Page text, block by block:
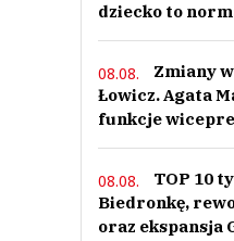
dziecko to
08.08.
Zmiany
Łowicz. Agata
funkcje
08.08.
TOP 10
Biedronkę,
oraz ekspansja